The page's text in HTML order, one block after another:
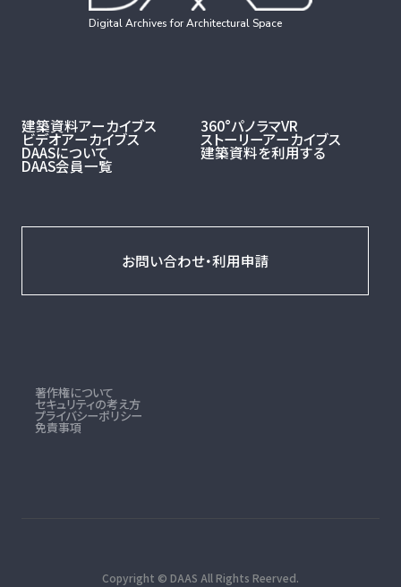
Digital Archives for Architectural Space
建築資料アーカイブス 360°パノラマVR
ビデオアーカイブス ストーリーアーカイブス
DAASについて 建築資料を利用する
DAAS会員一覧
お問い合わせ・利用申請
著作権について
セキュリティの考え方
プライバシーポリシー
免責事項
Copyright © DAAS All Rights Reerved.